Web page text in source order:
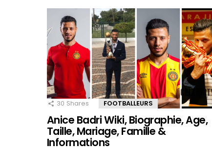
30 Shares FOOTBALLEURS
Anice Badri Wiki, Biographie, Age,
Taille, Mariage, Famille &
Informations